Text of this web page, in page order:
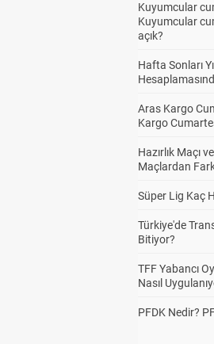
Kuyumcular
Kuyumcular
açık?
Hafta Sonları
Aras Kargo
Kargo
Hazırlık Maçı
Maçlardan
Süper Lig Kaç
Türkiye'de
Bitiyor?
TFF Yabancı
Nasıl
PFDK Nedir?